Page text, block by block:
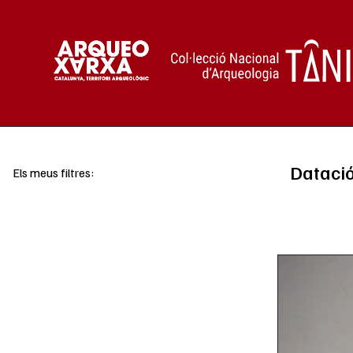
Vés al contingut
Els meus filtres: